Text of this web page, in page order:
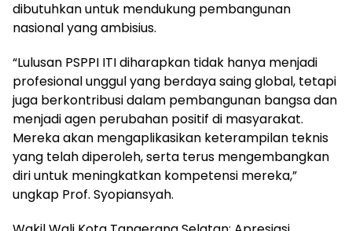
dibutuhkan untuk mendukung pembangunan
nasional yang ambisius.
“Lulusan PSPPI ITI diharapkan tidak hanya menjadi
profesional unggul yang berdaya saing global, tetapi
juga berkontribusi dalam pembangunan bangsa dan
menjadi agen perubahan positif di masyarakat.
Mereka akan mengaplikasikan keterampilan teknis
yang telah diperoleh, serta terus mengembangkan
diri untuk meningkatkan kompetensi mereka,”
ungkap Prof. Syopiansyah.